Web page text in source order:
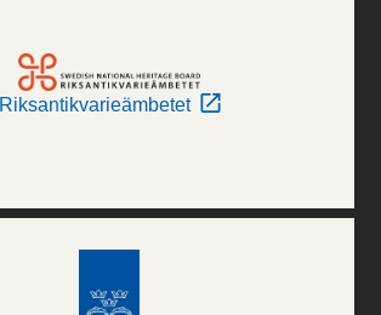
Riksantikvarieämbetet